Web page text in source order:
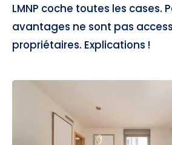
LMNP coche toutes les cases.
avantages ne sont pas
propriétaires. Explications !